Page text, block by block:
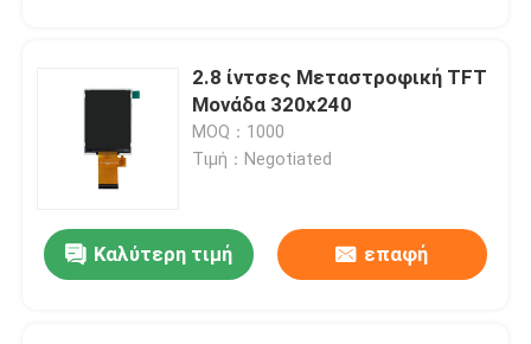
2.8 ίντσες Μεταστροφική TFT
Μονάδα 320x240
MOQ：1000
Τιμή：Negotiated
Καλύτερη τιμή επαφή